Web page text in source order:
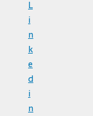
L
i
n
k
e
d
i
n